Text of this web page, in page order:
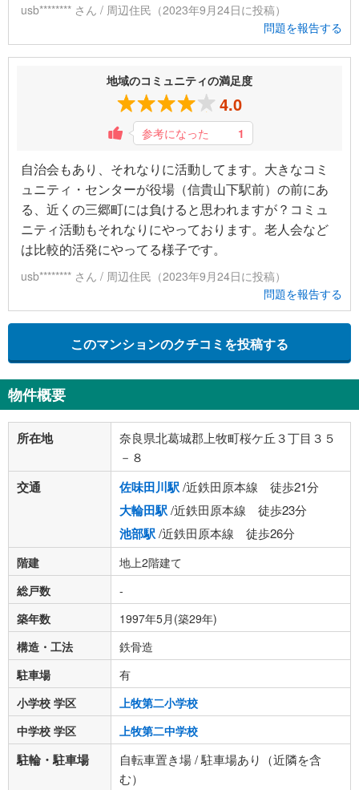
usb******** さん / 周辺住民（2023年9月24日に投稿）
問題を報告する
地域のコミュニティの満足度
4.0
参考になった 1
自治会もあり、それなりに活動してます。大きなコミ
ュニティ・センターが役場（信貴山下駅前）の前にあ
る、近くの三郷町には負けると思われますが？コミュ
ニティ活動もそれなりにやっております。老人会など
は比較的活発にやってる様子です。
usb******** さん / 周辺住民（2023年9月24日に投稿）
問題を報告する
このマンションのクチコミを投稿する
物件概要
所在地
奈良県北葛城郡上牧町桜ケ丘３丁目３５
－８
交通 佐味田川駅/近鉄田原本線 徒歩21分
大輪田駅/近鉄田原本線 徒歩23分
池部駅/近鉄田原本線 徒歩26分
階建
地上2階建て
総戸数
-
築年数
1997年5月(築29年)
構造・工法
鉄骨造
駐車場
有
小学校 学区
上牧第二小学校
中学校 学区
上牧第二中学校
駐輪・駐車場
自転車置き場 / 駐車場あり（近隣を含
む）